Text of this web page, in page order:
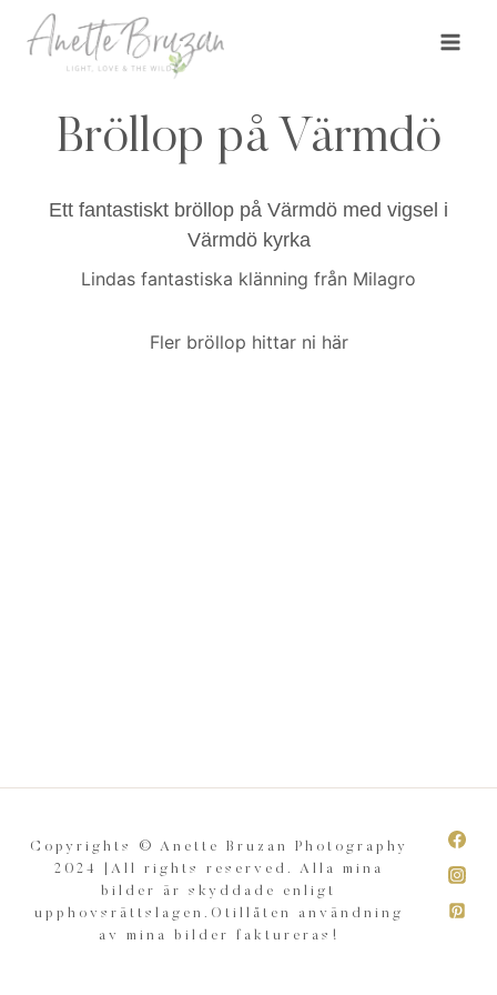
Bröllop på Värmdö
Ett fantastiskt bröllop på Värmdö med vigsel i
Värmdö kyrka
Lindas fantastiska klänning från Milagro
Fler bröllop hittar ni här
Copyrights © Anette Bruzan Photography
2024 |All rights reserved. Alla mina
bilder är skyddade enligt
upphovsrättslagen.Otillåten användning
av mina bilder faktureras!